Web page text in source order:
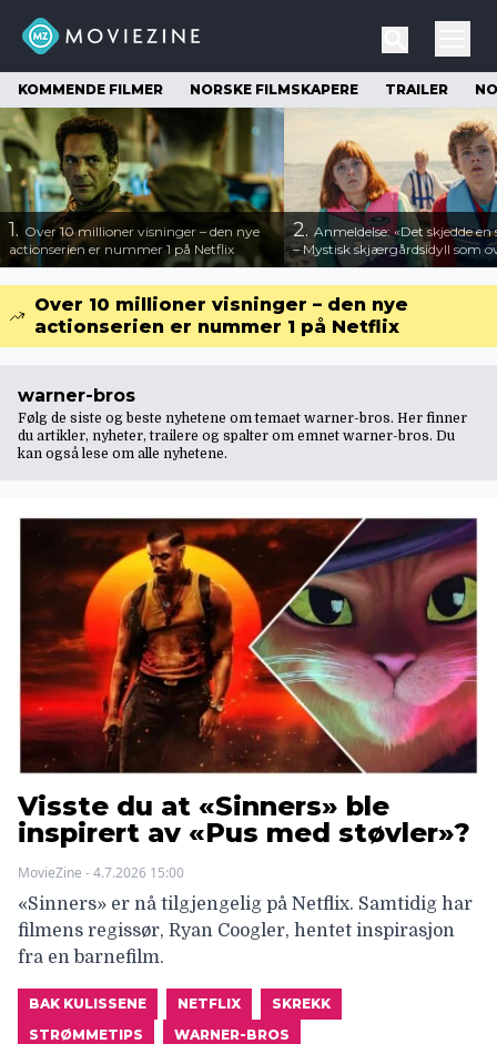
KOMMENDE FILMER NORSKE FILMSKAPERE TRAILER
1. Over 10 millioner visninger – den nye
actionserien er nummer 1 på Netflix
2. Anmeldelse: «Det skjedde
– Mystisk skjærgårdsidyll som
Over 10 millioner visninger – den nye
actionserien er nummer 1 på Netflix
warner-bros
Følg de siste og beste nyhetene om temaet warner-bros. Her finner
du artikler, nyheter, trailere og spalter om emnet warner-bros. Du
kan også lese om alle nyhetene.
Visste du at «Sinners» ble
inspirert av «Pus med støvler»?
MovieZine - 4.7.2026 15:00
«Sinners» er nå tilgjengelig på Netflix. Samtidig har
filmens regissør, Ryan Coogler, hentet inspirasjon
fra en barnefilm.
BAK KULISSENE NETFLIX
SKREKK
STRØMMETIPS
WARNER-BROS